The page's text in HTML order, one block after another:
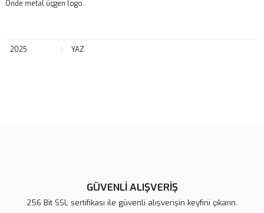
Önde metal üçgen logo.
2025 : YAZ
Ürün açıklamasında eksik bilgiler bulunuyor.
GÜVENLİ ALIŞVERİŞ
256 Bit SSL sertifikası ile güvenli alışverişin keyfini çıkarın.